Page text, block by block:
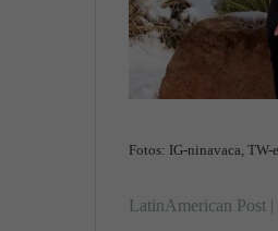
Fotos: IG-ninavaca, TW-
LatinAmerican Post